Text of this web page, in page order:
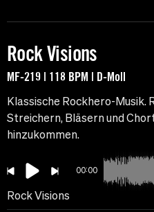
Rock Visions
MF-219 | 118 BPM | D-Moll
Klassische Rockhero-Musik.
Streichern, Bläsern und
hinzukommen.
00:00
Rock Visions